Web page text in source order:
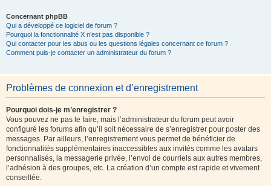
Concernant phpBB
Qui a développé ce logiciel de forum ?
Pourquoi la fonctionnalité X n’est pas disponible ?
Qui contacter pour les abus ou les questions légales concernant ce forum ?
Comment puis-je contacter un administrateur du forum ?
Problèmes de connexion et d’enregistrement
Pourquoi dois-je m’enregistrer ?
Vous pouvez ne pas le faire, mais l’administrateur du forum peut avoir
configuré les forums afin qu’il soit nécessaire de s’enregistrer pour poster des
messages. Par ailleurs, l’enregistrement vous permet de bénéficier de
fonctionnalités supplémentaires inaccessibles aux invités comme les avatars
personnalisés, la messagerie privée, l’envoi de courriels aux autres membres,
l’adhésion à des groupes, etc. La création d’un compte est rapide et vivement
conseillée.